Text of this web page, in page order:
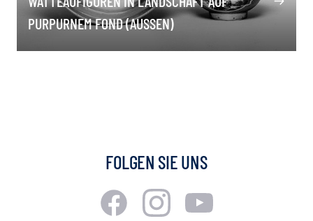
PURPURNEM FOND (AUSSEN)
FOLGEN SIE UNS